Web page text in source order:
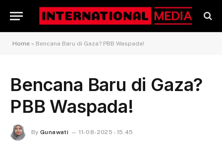
Home » Bencana Baru di Gaza? PBB Waspada!
Bencana Baru di Gaza?
PBB Waspada!
By Gunawati
11-08-2025 - 15.45